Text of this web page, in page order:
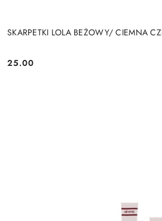
SKARPETKI LOLA BEŻOWY/ CIEMNA
Cena:
25.00